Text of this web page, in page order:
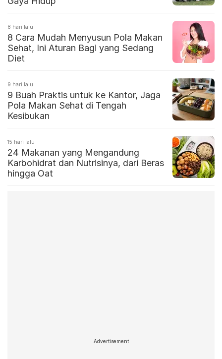
8 hari lalu
8 Cara Mudah Menyusun Pola Makan
Sehat, Ini Aturan Bagi yang Sedang
Diet
9 hari lalu
9 Buah Praktis untuk ke Kantor, Jaga
Pola Makan Sehat di Tengah
Kesibukan
15 hari lalu
24 Makanan yang Mengandung
Karbohidrat dan Nutrisinya, dari Beras
hingga Oat
Advertisement